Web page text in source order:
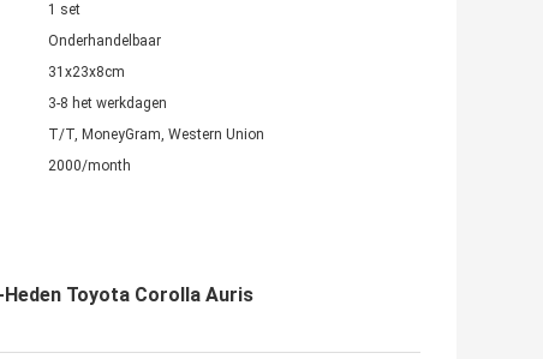
1 set
Onderhandelbaar
31x23x8cm
3-8 het werkdagen
T/T, MoneyGram, Western Union
2000/month
Toyota Corolla Auris